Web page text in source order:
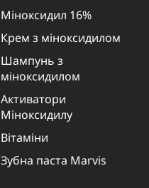
Міноксидил 16%
Крем з міноксидилом
Шампунь з
міноксидилом
Активатори
Міноксидилу
Вітаміни
Зубна паста Marvis